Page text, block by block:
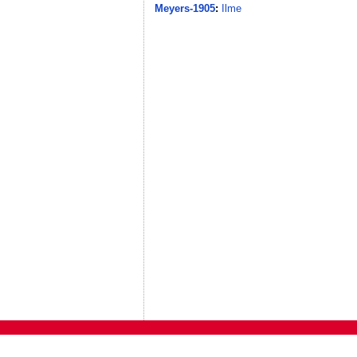
Meyers-1905: Ilme